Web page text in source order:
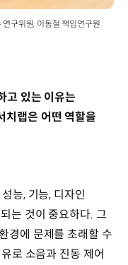
구위원, 이동철 책임연구원
고 있는 이유는
치랩은 어떤 역할을
능, 기능, 디자인
는 것이 중요하다. 그
경에 문제를 초래할 수
로 소음과 진동 제어